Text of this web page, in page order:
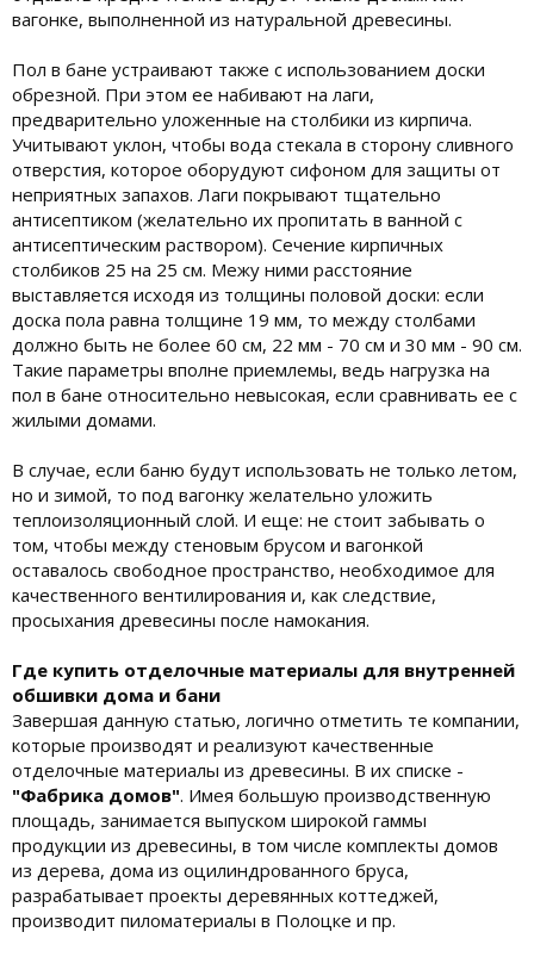
вагонке, выполненной из натуральной древесины.
Пол в бане устраивают также с использованием доски
обрезной. При этом ее набивают на лаги,
предварительно уложенные на столбики из кирпича.
Учитывают уклон, чтобы вода стекала в сторону сливного
отверстия, которое оборудуют сифоном для защиты от
неприятных запахов. Лаги покрывают тщательно
антисептиком (желательно их пропитать в ванной с
антисептическим раствором). Сечение кирпичных
столбиков 25 на 25 см. Межу ними расстояние
выставляется исходя из толщины половой доски: если
доска пола равна толщине 19 мм, то между столбами
должно быть не более 60 см, 22 мм - 70 см и 30 мм - 90 см.
Такие параметры вполне приемлемы, ведь нагрузка на
пол в бане относительно невысокая, если сравнивать ее с
жилыми домами.
В случае, если баню будут использовать не только летом,
но и зимой, то под вагонку желательно уложить
теплоизоляционный слой. И еще: не стоит забывать о
том, чтобы между стеновым брусом и вагонкой
оставалось свободное пространство, необходимое для
качественного вентилирования и, как следствие,
просыхания древесины после намокания.
Где купить отделочные материалы для внутренней
обшивки дома и бани
Завершая данную статью, логично отметить те компании,
которые производят и реализуют качественные
отделочные материалы из древесины. В их списке -
"Фабрика домов". Имея большую производственную
площадь, занимается выпуском широкой гаммы
продукции из древесины, в том числе комплекты домов
из дерева, дома из оцилиндрованного бруса,
разрабатывает проекты деревянных коттеджей,
производит пиломатериалы в Полоцке и пр.